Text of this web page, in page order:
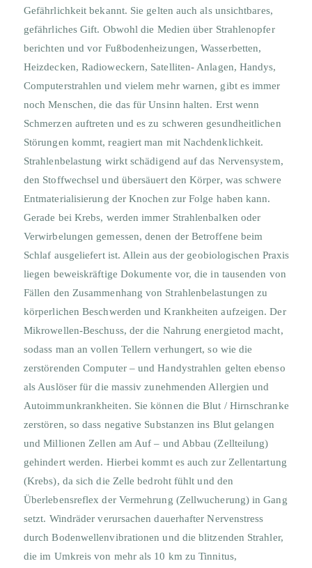
Gefährlichkeit bekannt. Sie gelten auch als unsichtbares,
gefährliches Gift. Obwohl die Medien über Strahlenopfer
berichten und vor Fußbodenheizungen, Wasserbetten,
Heizdecken, Radioweckern, Satelliten- Anlagen, Handys,
Computerstrahlen und vielem mehr warnen, gibt es immer
noch Menschen, die das für Unsinn halten. Erst wenn
Schmerzen auftreten und es zu schweren gesundheitlichen
Störungen kommt, reagiert man mit Nachdenklichkeit.
Strahlenbelastung wirkt schädigend auf das Nervensystem,
den Stoffwechsel und übersäuert den Körper, was schwere
Entmaterialisierung der Knochen zur Folge haben kann.
Gerade bei Krebs, werden immer Strahlenbalken oder
Verwirbelungen gemessen, denen der Betroffene beim
Schlaf ausgeliefert ist. Allein aus der geobiologischen Praxis
liegen beweiskräftige Dokumente vor, die in tausenden von
Fällen den Zusammenhang von Strahlenbelastungen zu
körperlichen Beschwerden und Krankheiten aufzeigen. Der
Mikrowellen-Beschuss, der die Nahrung energietod macht,
sodass man an vollen Tellern verhungert, so wie die
zerstörenden Computer – und Handystrahlen gelten ebenso
als Auslöser für die massiv zunehmenden Allergien und
Autoimmunkrankheiten. Sie können die Blut / Hirnschranke
zerstören, so dass negative Substanzen ins Blut gelangen
und Millionen Zellen am Auf – und Abbau (Zellteilung)
gehindert werden. Hierbei kommt es auch zur Zellentartung
(Krebs), da sich die Zelle bedroht fühlt und den
Überlebensreflex der Vermehrung (Zellwucherung) in Gang
setzt. Windräder verursachen dauerhafter Nervenstress
durch Bodenwellenvibrationen und die blitzenden Strahler,
die im Umkreis von mehr als 10 km zu Tinnitus,